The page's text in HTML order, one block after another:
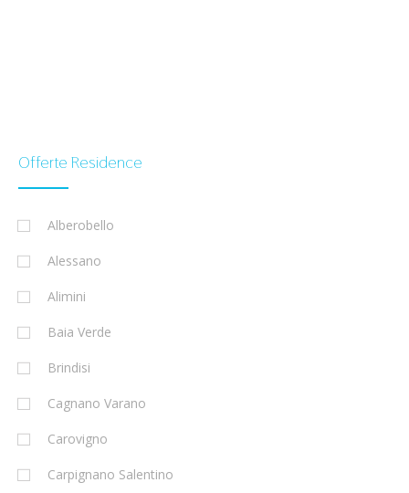
Offerte Residence
Alberobello
Alessano
Alimini
Baia Verde
Brindisi
Cagnano Varano
Carovigno
Carpignano Salentino